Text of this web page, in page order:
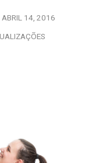
ABRIL 14, 2016